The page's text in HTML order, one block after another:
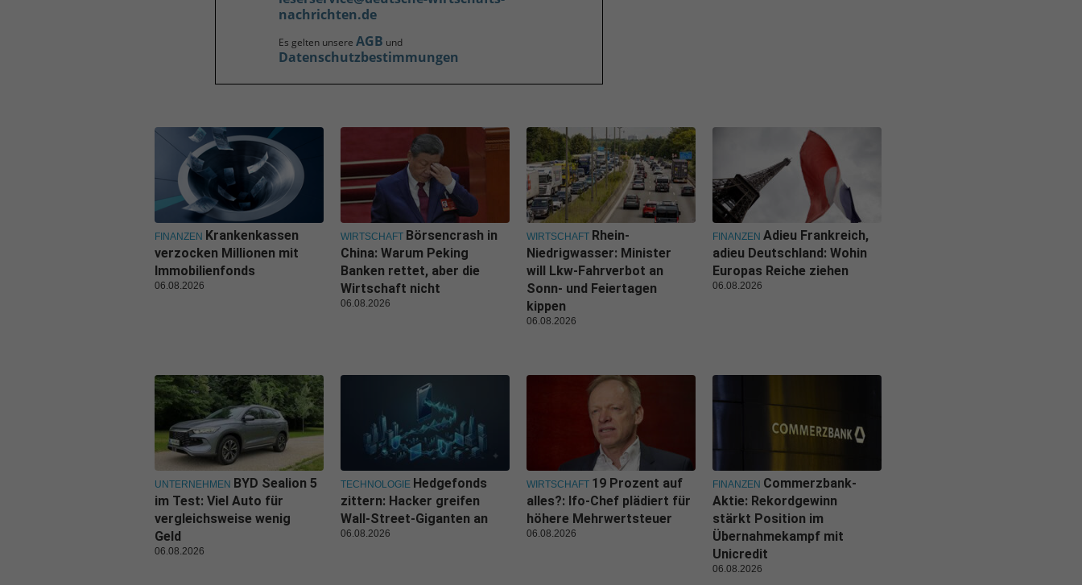
nachrichten.de
Es gelten unsere AGB und
Datenschutzbestimmungen
FINANZEN Krankenkassen
verzocken Millionen mit
Immobilienfonds
06.08.2026
WIRTSCHAFT Börsencrash in
China: Warum Peking
Banken rettet, aber die
Wirtschaft nicht
06.08.2026
WIRTSCHAFT Rhein-
Niedrigwasser: Minister
will Lkw-Fahrverbot an
Sonn- und Feiertagen
kippen
06.08.2026
FINANZEN Adieu Frankreich,
adieu Deutschland: Wohin
Europas Reiche ziehen
06.08.2026
UNTERNEHMEN BYD Sealion 5
im Test: Viel Auto für
vergleichsweise wenig
Geld
06.08.2026
TECHNOLOGIE Hedgefonds
zittern: Hacker greifen
Wall-Street-Giganten an
06.08.2026
WIRTSCHAFT 19 Prozent auf
alles?: Ifo-Chef plädiert für
höhere Mehrwertsteuer
06.08.2026
FINANZEN Commerzbank-
Aktie: Rekordgewinn
stärkt Position im
Übernahmekampf mit
Unicredit
06.08.2026